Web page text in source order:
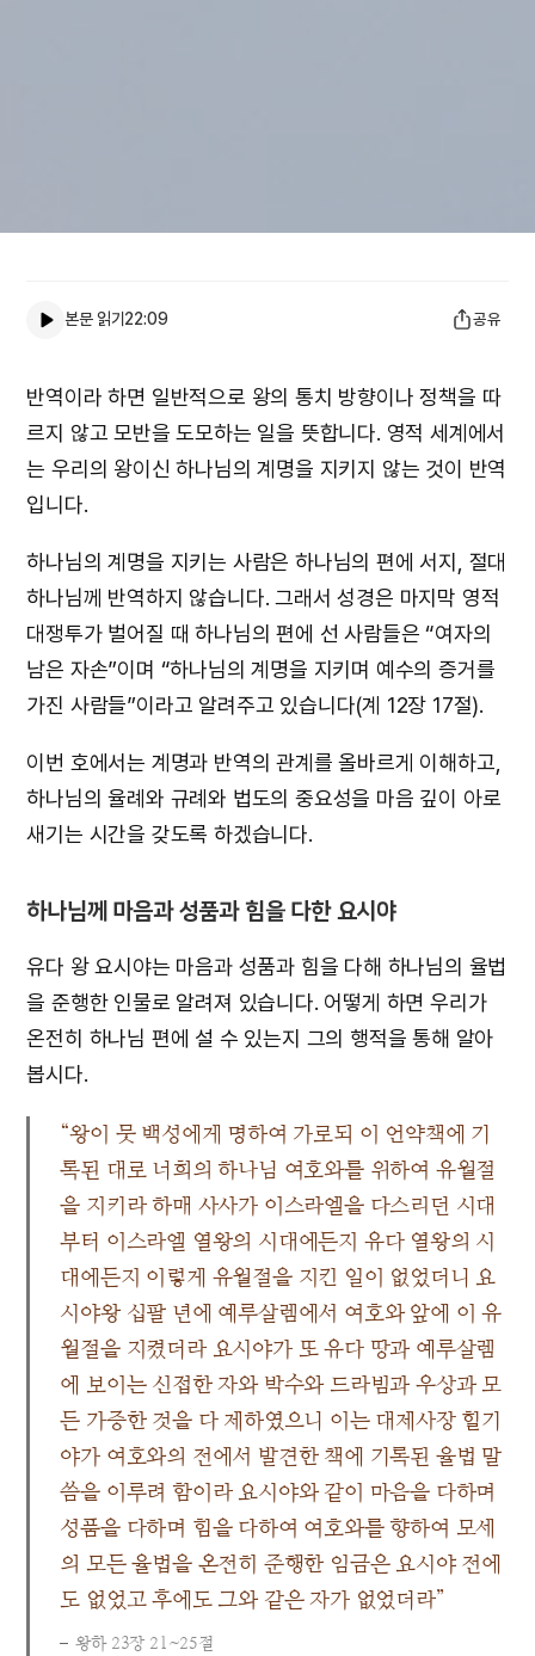
본문 읽기 22:09 공유
반역이라 하면 일반적으로 왕의 통치 방향이나 정책을 따
르지 않고 모반을 도모하는 일을 뜻합니다. 영적 세계에서
는 우리의 왕이신 하나님의 계명을 지키지 않는 것이 반역
입니다.
하나님의 계명을 지키는 사람은 하나님의 편에 서지, 절대
하나님께 반역하지 않습니다. 그래서 성경은 마지막 영적
대쟁투가 벌어질 때 하나님의 편에 선 사람들은 “여자의
남은 자손”이며 “하나님의 계명을 지키며 예수의 증거를
가진 사람들”이라고 알려주고 있습니다(계 12장 17절).
이번 호에서는 계명과 반역의 관계를 올바르게 이해하고,
하나님의 율례와 규례와 법도의 중요성을 마음 깊이 아로
새기는 시간을 갖도록 하겠습니다.
하나님께 마음과 성품과 힘을 다한 요시야
유다 왕 요시야는 마음과 성품과 힘을 다해 하나님의 율법
을 준행한 인물로 알려져 있습니다. 어떻게 하면 우리가
온전히 하나님 편에 설 수 있는지 그의 행적을 통해 알아
봅시다.
“왕이 뭇 백성에게 명하여 가로되 이 언약책에 기
록된 대로 너희의 하나님 여호와를 위하여 유월절
을 지키라 하매 사사가 이스라엘을 다스리던 시대
부터 이스라엘 열왕의 시대에든지 유다 열왕의 시
대에든지 이렇게 유월절을 지킨 일이 없었더니 요
시야왕 십팔 년에 예루살렘에서 여호와 앞에 이 유
월절을 지켰더라 요시야가 또 유다 땅과 예루살렘
에 보이는 신접한 자와 박수와 드라빔과 우상과 모
든 가증한 것을 다 제하였으니 이는 대제사장 힐기
야가 여호와의 전에서 발견한 책에 기록된 율법 말
씀을 이루려 함이라 요시야와 같이 마음을 다하며
성품을 다하며 힘을 다하여 여호와를 향하여 모세
의 모든 율법을 온전히 준행한 임금은 요시야 전에
도 없었고 후에도 그와 같은 자가 없었더라”
왕하 23장 21~25절